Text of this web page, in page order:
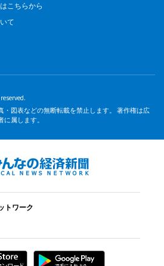
こちらから
て
・図表などの無断転載を禁止します。 著作権は広
属します。
トワーク